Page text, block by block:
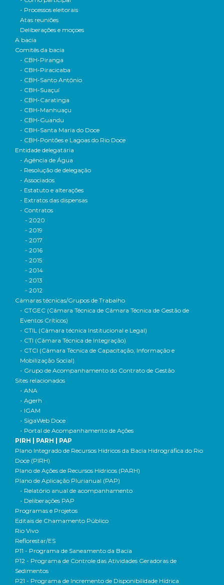
- Processos eleitorais
Atas reuniões
Deliberações e moçoes
A bacia
Comitês da bacia
- CBH-Piranga
- CBH-Piracicaba
- CBH-Santo Antônio
- CBH-Suaçuí
- CBH-Caratinga
- CBH-Manhuaçu
- CBH-Guandu
- CBH-Santa Maria do Doce
- CBH-Pontões e Lagoas do Rio Doce
Entidade delegatária
- Agência de Água
- Resolução de delegação
- Associados
- Estatuto e alterações
- Extratos das dispensas
- Contratos
- 2020
- 2019
- 2017
- 2016
- 2015
- 2014
- 2013
- 2012
Câmaras técnicas/Grupos de Trabalho
- CTGEC (Câmara Técnica de Câmara Técnica de Gestão de
Eventos Críticos)
- CTIL (Câmara técnica Institucional e Legal)
- CTI (Câmara Técnica de Integração)
- CTCI (Câmara Técnica de Capacitação, Informação e
Mobilização Social)
- Grupo de Acompanhamento do Contrato de Gestão
Sites relacionados
- ANA
- Agerh
- IGAM
- SigaWeb Doce
- Portal de Acompanhamento de Ações
PIRH | PARH | PAP
Plano Integrado de Recursos Hídricos da Bacia Hidrográfica do Rio
Doce (PIRH)
Plano de Ações de Recursos Hídricos (PARH)
Plano de Aplicação Plurianual (PAP)
- Relatório anual de acompanhamento
- Deliberações PAP
Programas e Projetos
Editais de Chamamento Público
Rio Vivo
Reflorestar/ES
P11 - Programa de Saneamento da Bacia
P12 - Programa de Controle das Atividades Geradoras de
Sedimentos
P21 - Programa de Incremento de Disponibilidade Hídrica